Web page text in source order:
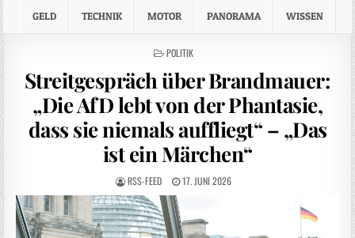
GELD TECHNIK MOTOR PANORAMA WISSEN
POSTED
POLITIK
Streitgespräch über Brandmauer:
„Die AfD lebt von der Phantasie,
dass sie niemals auffliegt“ – „Das
ist ein Märchen“
RSS-FEED 17. JUNI 2026